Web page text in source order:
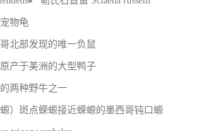
物龟
北部发现的唯一负鼠
产于美洲的大型鸭子
两种野牛之一
）斑点蝾螈接近蝾螈的墨西哥钝口螈